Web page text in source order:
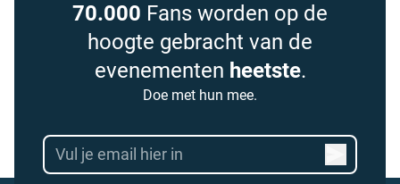
70.000 Fans worden op de
hoogte gebracht van de
evenementen heetste.
Doe met hun mee.